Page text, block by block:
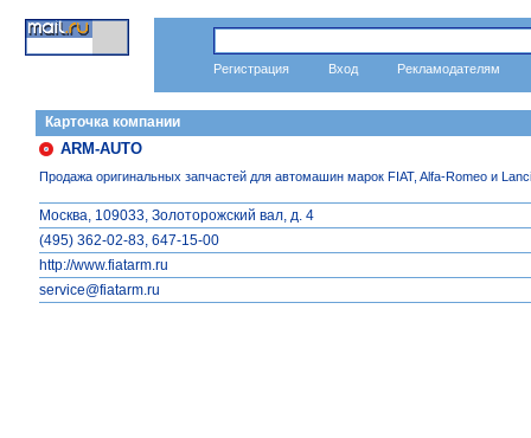
Автозапчасти и автосервис
справочник
Карточка компании
ARM-AUTO
Продажа оригинальных запчастей для автомашин марок FIAT, Alfa-Romeo и
Москва, 109033, Золоторожский вал, д. 4
(495) 362-02-83, 647-15-00
http://www.fiatarm.ru
service@fiatarm.ru
Регистрация Вход Рекламодателям